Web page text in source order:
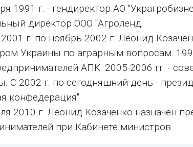
1991 г. - гендиректор АО
директор ООО "Агроленд.
г. по ноябрь 2002 г. Леонид
Украины по аграрным вопросам.
АПК. 2005-2006 гг. -
С 2002 г. по сегодняшний день -
конфедерация".
2010 г. Леонид Козаченко назначен
при Кабинете министров.